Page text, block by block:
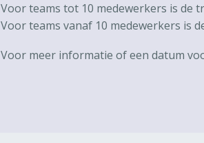
Voor teams tot 10 medewerkers is de
Voor teams vanaf 10 medewerkers is
Voor meer informatie of een datum